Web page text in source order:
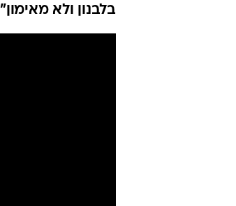
בלבנון ולא מאימון"